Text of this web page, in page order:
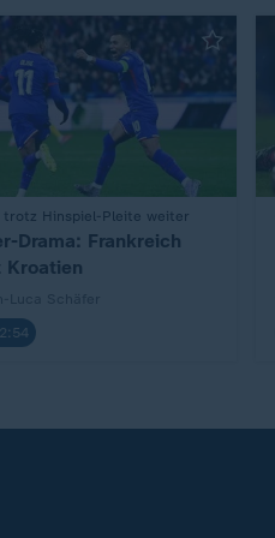
trotz Hinspiel-Pleite weiter
Drama: Frankreich
Kroatien
2:54